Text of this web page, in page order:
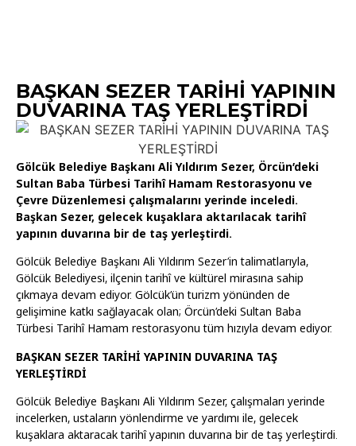
BAŞKAN SEZER TARİHİ YAPININ
DUVARINA TAŞ YERLEŞTİRDİ
Gölcük Belediye Başkanı Ali Yıldırım Sezer, Örcün’deki
Sultan Baba Türbesi Tarihî Hamam Restorasyonu ve
Çevre Düzenlemesi çalışmalarını yerinde inceledi.
Başkan Sezer, gelecek kuşaklara aktarılacak tarihî
yapının duvarına bir de taş yerleştirdi.
Gölcük Belediye Başkanı Ali Yıldırım Sezer’in talimatlarıyla,
Gölcük Belediyesi, ilçenin tarihî ve kültürel mirasına sahip
çıkmaya devam ediyor. Gölcük’ün turizm yönünden de
gelişimine katkı sağlayacak olan; Örcün’deki Sultan Baba
Türbesi Tarihî Hamam restorasyonu tüm hızıyla devam ediyor.
BAŞKAN SEZER TARİHİ YAPININ DUVARINA TAŞ
YERLEŞTİRDİ
Gölcük Belediye Başkanı Ali Yıldırım Sezer, çalışmaları yerinde
incelerken, ustaların yönlendirme ve yardımı ile, gelecek
kuşaklara aktaracak tarihî yapının duvarına bir de taş yerleştirdi.